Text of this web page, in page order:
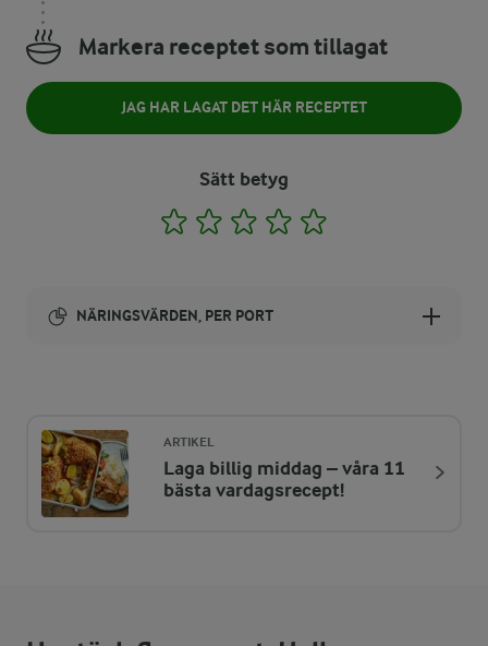
Markera receptet som tillagat
JAG HAR LAGAT DET HÄR RECEPTET
Sätt betyg
1 2 3 4
NÄRINGSVÄRDEN, PER PORT
ENERGIDISTRIBUTION %
NÄRINGSVÄRDEN PER PORT
ARTIKEL
Laga billig middag – våra 11
bästa vardagsrecept!